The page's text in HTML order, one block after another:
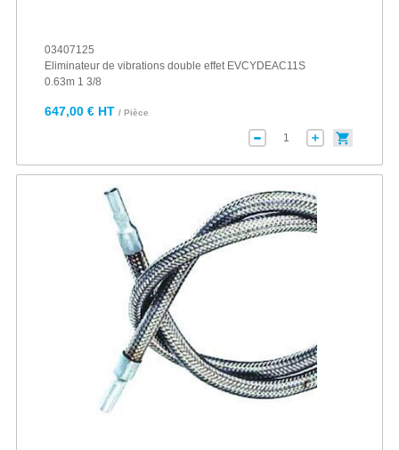
03407125
Eliminateur de vibrations double effet EVCYDEAC11S
0.63m 1 3/8
647,00 € HT / Pièce